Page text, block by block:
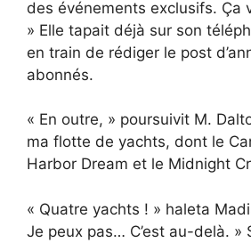
des événements exclusifs. Ça
» Elle tapait déjà sur son
en train de rédiger le post
abonnés.
« En outre, » poursuivit M.
ma flotte de yachts, dont le
Harbor Dream et le Midnight
« Quatre yachts ! » haleta
Je peux pas… C’est au-delà. »